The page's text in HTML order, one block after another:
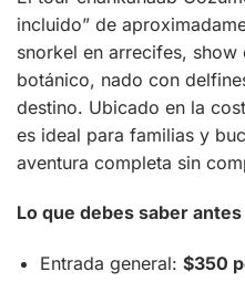
incluido” de
snorkel en arrecifes,
botánico, nado con
destino. Ubicado en la
es ideal para familias y
aventura completa sin
Lo que debes saber
Entrada general: $350